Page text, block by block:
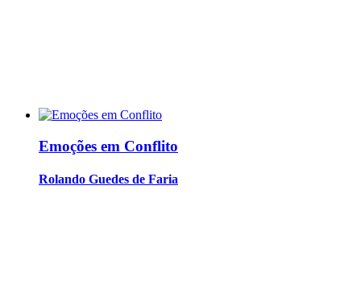
Emoções em Conflito
Rolando Guedes de Faria